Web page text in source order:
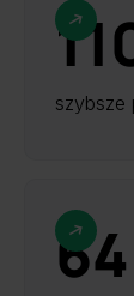
szybsze
64